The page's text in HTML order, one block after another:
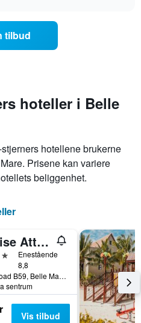
tilbud
hoteller i Belle
hotellene brukerne
Prisene kan variere
beliggenhet.
Sunrise Attitude
Enestående
8,8
Royal Road B59, Belle Mare, Mauritius
sentrum
Vis tilbud